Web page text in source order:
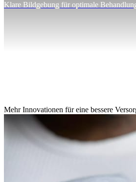
Klare Bildgebung für optimale
Mehr Innovationen für eine bessere